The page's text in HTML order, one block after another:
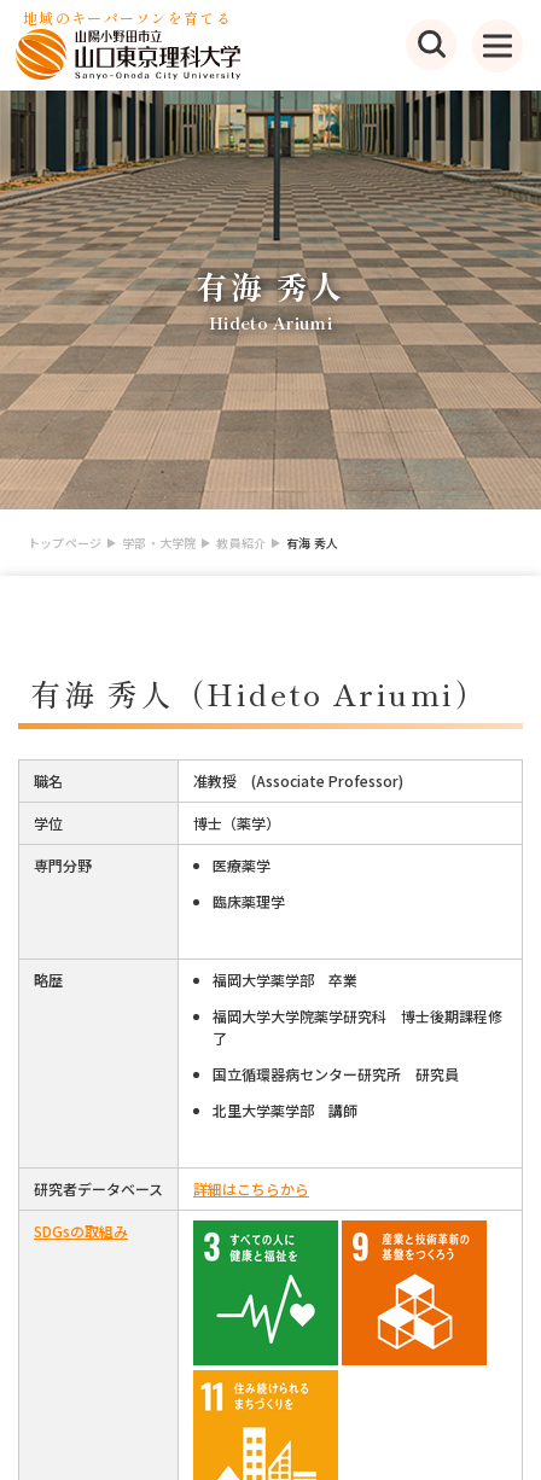
地域のキーパーソンを育てる
有海 秀人
Hideto Ariumi
トップページ 学部・大学院 教員紹介 有海 秀人
有海 秀人（Hideto Ariumi）
職名 准教授 (Associate Professor)
学位 博士（薬学）
専門分野
医療薬学
臨床薬理学
略歴
福岡大学薬学部 卒業
福岡大学大学院薬学研究科 博士後期課程修
了
国立循環器病センター研究所 研究員
北里大学薬学部 講師
研究者データベース 詳細はこちらから
SDGsの取組み